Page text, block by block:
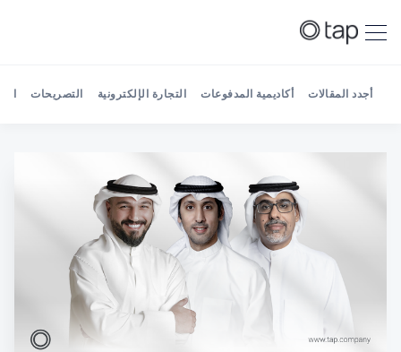
Search Tap Payments
أجدد المقالات أكاديمية المدفوعات التجارة الإلكترونية التصريحات